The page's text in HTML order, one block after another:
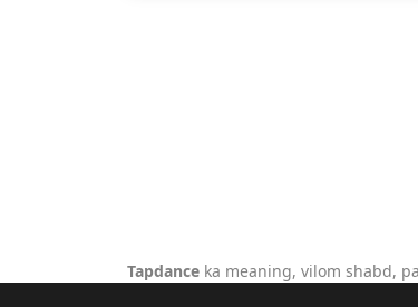
Tapdance ka meaning, vilom shabd,